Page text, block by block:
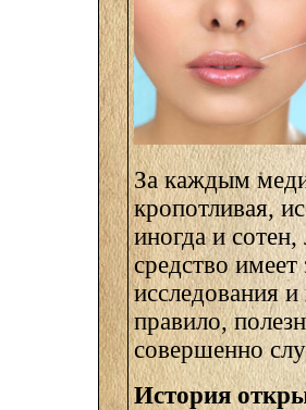
За каждым
кропотливая,
иногда и
средство
исследования
правило,
совершенно
История